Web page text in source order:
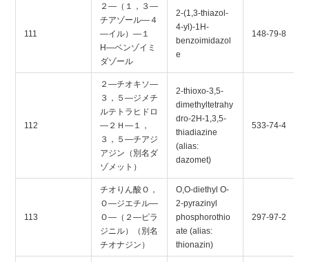
111
２―（１，３―
チアゾール―４
―イル）―１
H―ベンゾイミ
ダゾール
2-(1,3-thiazol-
4-yl)-1H-
benzoimidazol
e
148-79-8
112
２―チオキソ―
３，５―ジメチ
ルテトラヒドロ
―２Ｈ―１，
３，５―チアジ
アジン（別名ダ
ゾメット）
2-thioxo-3,5-
dimethyltetrahy
dro-2H-1,3,5-
thiadiazine
(alias:
dazomet)
533-74-4
113
チオりん酸Ｏ，
Ｏ―ジエチル―
Ｏ―（２―ピラ
ジニル）（別名
チオナジン）
O,O-diethyl O-
2-pyrazinyl
phosphorothio
ate (alias:
thionazin)
297-97-2